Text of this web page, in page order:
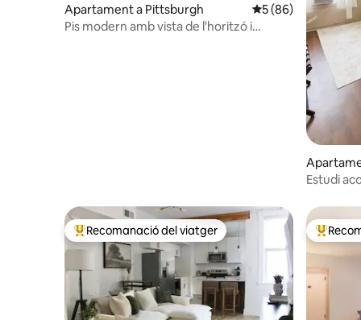
Apartament a Pittsburgh 5 de puntuació
5 (86)
Pis modern amb vista de l'horitzó i
Estudi
Principals recomanacions dels viatgers
Recomanació del viatger